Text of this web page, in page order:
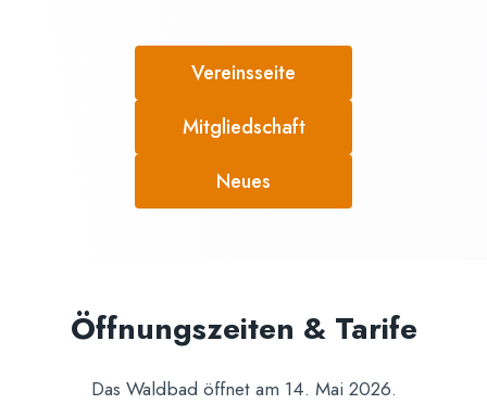
Vereinsseite
Mitgliedschaft
Neues
Öffnungszeiten & Tarife
Das Waldbad öffnet am 14. Mai 2026.